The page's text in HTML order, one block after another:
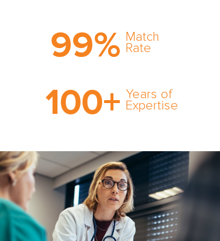
99% Match
Rate
comprehensive medical
expert witness network,
cultivated over three
100+ Years of
Expertise
medical specialty too
rare and no case too
tough. Experience